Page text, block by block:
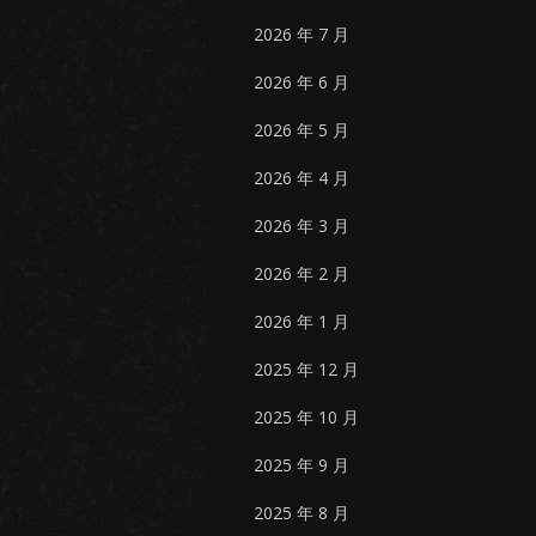
2026 年 7 月
2026 年 6 月
2026 年 5 月
2026 年 4 月
2026 年 3 月
2026 年 2 月
2026 年 1 月
2025 年 12 月
2025 年 10 月
2025 年 9 月
2025 年 8 月